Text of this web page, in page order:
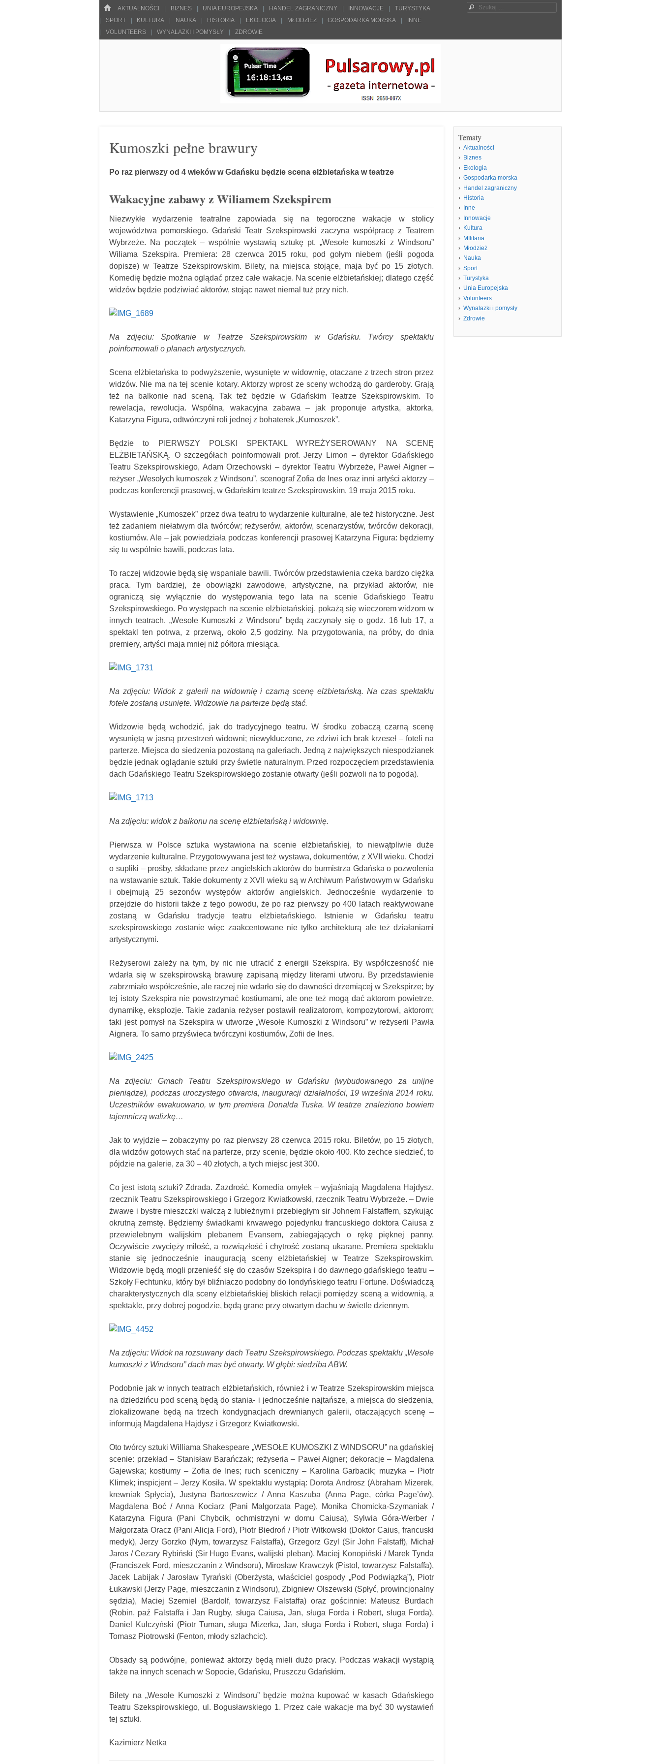
HOME
Menu
SKOCZ DO TREŚCI
AKTUALNOŚCI BIZNES UNIA EUROPEJSKA HANDEL ZAGRANICZNY INNOWACJE
TURYSTYKA
SPORT
KULTURA NAUKA HISTORIA EKOLOGIA MŁODZIEŻ GOSPODARKA MORSKA
INNE
VOLUNTEERS
WYNALAZKI I POMYSŁY ZDROWIE
Szukaj
Kumoszki pełne brawury
Po raz pierwszy od 4 wieków w Gdańsku będzie scena elżbietańska w teatrze
Wakacyjne zabawy z Wiliamem Szekspirem
Niezwykłe wydarzenie teatralne zapowiada się na tegoroczne wakacje w stolicy
województwa pomorskiego. Gdański Teatr Szekspirowski zaczyna współpracę z Teatrem
Wybrzeże. Na początek – wspólnie wystawią sztukę pt. „Wesołe kumoszki z Windsoru”
Wiliama Szekspira. Premiera: 28 czerwca 2015 roku, pod gołym niebem (jeśli pogoda
dopisze) w Teatrze Szekspirowskim. Bilety, na miejsca stojące, maja być po 15 złotych.
Komedię będzie można oglądać przez całe wakacje. Na scenie elżbietańskiej; dlatego część
widzów będzie podziwiać aktorów, stojąc nawet niemal tuż przy nich.
Na zdjęciu: Spotkanie w Teatrze Szekspirowskim w Gdańsku. Twórcy spektaklu
poinformowali o planach artystycznych.
Scena elżbietańska to podwyższenie, wysunięte w widownię, otaczane z trzech stron przez
widzów. Nie ma na tej scenie kotary. Aktorzy wprost ze sceny wchodzą do garderoby. Grają
też na balkonie nad sceną. Tak też będzie w Gdańskim Teatrze Szekspirowskim. To
rewelacja, rewolucja. Wspólna, wakacyjna zabawa – jak proponuje artystka, aktorka,
Katarzyna Figura, odtwórczyni roli jednej z bohaterek „Kumoszek”.
Będzie to PIERWSZY POLSKI SPEKTAKL WYREŻYSEROWANY NA SCENĘ
ELŻBIETAŃSKĄ. O szczegółach poinformowali prof. Jerzy Limon – dyrektor Gdańskiego
Teatru Szekspirowskiego, Adam Orzechowski – dyrektor Teatru Wybrzeże, Paweł Aigner –
reżyser „Wesołych kumoszek z Windsoru”, scenograf Zofia de Ines oraz inni artyści aktorzy –
podczas konferencji prasowej, w Gdańskim teatrze Szekspirowskim, 19 maja 2015 roku.
Wystawienie „Kumoszek” przez dwa teatru to wydarzenie kulturalne, ale też historyczne. Jest
też zadaniem niełatwym dla twórców; reżyserów, aktorów, scenarzystów, twórców dekoracji,
kostiumów. Ale – jak powiedziała podczas konferencji prasowej Katarzyna Figura: będziemy
się tu wspólnie bawili, podczas lata.
To raczej widzowie będą się wspaniale bawili. Twórców przedstawienia czeka bardzo ciężka
praca. Tym bardziej, że obowiązki zawodowe, artystyczne, na przykład aktorów, nie
ograniczą się wyłącznie do występowania tego lata na scenie Gdańskiego Teatru
Szekspirowskiego. Po występach na scenie elżbietańskiej, pokażą się wieczorem widzom w
innych teatrach. „Wesołe Kumoszki z Windsoru” będą zaczynały się o godz. 16 lub 17, a
spektakl ten potrwa, z przerwą, około 2,5 godziny. Na przygotowania, na próby, do dnia
premiery, artyści maja mniej niż półtora miesiąca.
Na zdjęciu: Widok z galerii na widownię i czarną scenę elżbietańską. Na czas spektaklu
fotele zostaną usunięte. Widzowie na parterze będą stać.
Widzowie będą wchodzić, jak do tradycyjnego teatru. W środku zobaczą czarną scenę
wysuniętą w jasną przestrzeń widowni; niewykluczone, ze zdziwi ich brak krzeseł – foteli na
parterze. Miejsca do siedzenia pozostaną na galeriach. Jedną z największych niespodzianek
będzie jednak oglądanie sztuki przy świetle naturalnym. Przed rozpoczęciem przedstawienia
dach Gdańskiego Teatru Szekspirowskiego zostanie otwarty (jeśli pozwoli na to pogoda).
Na zdjęciu: widok z balkonu na scenę elżbietańską i widownię.
Pierwsza w Polsce sztuka wystawiona na scenie elżbietańskiej, to niewątpliwie duże
wydarzenie kulturalne. Przygotowywana jest też wystawa, dokumentów, z XVII wieku. Chodzi
o supliki – prośby, składane przez angielskich aktorów do burmistrza Gdańska o pozwolenia
na wstawanie sztuk. Takie dokumenty z XVII wieku są w Archiwum Państwowym w Gdańsku
i obejmują 25 sezonów występów aktorów angielskich. Jednocześnie wydarzenie to
przejdzie do historii także z tego powodu, że po raz pierwszy po 400 latach reaktywowane
zostaną w Gdańsku tradycje teatru elżbietańskiego. Istnienie w Gdańsku teatru
szekspirowskiego zostanie więc zaakcentowane nie tylko architekturą ale też działaniami
artystycznymi.
Reżyserowi zależy na tym, by nic nie utracić z energii Szekspira. By współczesność nie
wdarła się w szekspirowską brawurę zapisaną między literami utworu. By przedstawienie
zabrzmiało współcześnie, ale raczej nie wdarło się do dawności drzemiącej w Szekspirze; by
tej istoty Szekspira nie powstrzymać kostiumami, ale one też mogą dać aktorom powietrze,
dynamikę, eksplozje. Takie zadania reżyser postawił realizatorom, kompozytorowi, aktorom;
taki jest pomysł na Szekspira w utworze „Wesołe Kumoszki z Windsoru” w reżyserii Pawła
Aignera. To samo przyświeca twórczyni kostiumów, Zofii de Ines.
Na zdjęciu: Gmach Teatru Szekspirowskiego w Gdańsku (wybudowanego za unijne
pieniądze), podczas uroczystego otwarcia, inauguracji działalności, 19 września 2014 roku.
Uczestników ewakuowano, w tym premiera Donalda Tuska. W teatrze znaleziono bowiem
tajemniczą walizkę…
Jak to wyjdzie – zobaczymy po raz pierwszy 28 czerwca 2015 roku. Biletów, po 15 złotych,
dla widzów gotowych stać na parterze, przy scenie, będzie około 400. Kto zechce siedzieć, to
pójdzie na galerie, za 30 – 40 złotych, a tych miejsc jest 300.
Co jest istotą sztuki? Zdrada. Zazdrość. Komedia omyłek – wyjaśniają Magdalena Hajdysz,
rzecznik Teatru Szekspirowskiego i Grzegorz Kwiatkowski, rzecznik Teatru Wybrzeże. – Dwie
żwawe i bystre mieszczki walczą z lubieżnym i przebiegłym sir Johnem Falstaffem, szykując
okrutną zemstę. Będziemy świadkami krwawego pojedynku francuskiego doktora Caiusa z
przewielebnym walijskim plebanem Evansem, zabiegających o rękę pięknej panny.
Oczywiście zwycięży miłość, a rozwiązłość i chytrość zostaną ukarane. Premiera spektaklu
stanie się jednocześnie inauguracją sceny elżbietańskiej w Teatrze Szekspirowskim.
Widzowie będą mogli przenieść się do czasów Szekspira i do dawnego gdańskiego teatru –
Szkoły Fechtunku, który był bliźniaczo podobny do londyńskiego teatru Fortune. Doświadczą
charakterystycznych dla sceny elżbietańskiej bliskich relacji pomiędzy sceną a widownią, a
spektakle, przy dobrej pogodzie, będą grane przy otwartym dachu w świetle dziennym.
Na zdjęciu: Widok na rozsuwany dach Teatru Szekspirowskiego. Podczas spektaklu „Wesołe
kumoszki z Windsoru” dach mas być otwarty. W głębi: siedziba ABW.
Podobnie jak w innych teatrach elżbietańskich, również i w Teatrze Szekspirowskim miejsca
na dziedzińcu pod sceną będą do stania- i jednocześnie najtańsze, a miejsca do siedzenia,
zlokalizowane będą na trzech kondygnacjach drewnianych galerii, otaczających scenę –
informują Magdalena Hajdysz i Grzegorz Kwiatkowski.
Oto twórcy sztuki Williama Shakespeare „WESOŁE KUMOSZKI Z WINDSORU” na gdańskiej
scenie: przekład – Stanisław Barańczak; reżyseria – Paweł Aigner; dekoracje – Magdalena
Gajewska; kostiumy – Zofia de Ines; ruch sceniczny – Karolina Garbacik; muzyka – Piotr
Klimek; inspicjent – Jerzy Kosiła. W spektaklu wystąpią: Dorota Androsz (Abraham Mizerek,
krewniak Spłycia), Justyna Bartoszewicz / Anna Kaszuba (Anna Page, córka Page’ów),
Magdalena Boć / Anna Kociarz (Pani Małgorzata Page), Monika Chomicka-Szymaniak /
Katarzyna Figura (Pani Chybcik, ochmistrzyni w domu Caiusa), Sylwia Góra-Werber /
Małgorzata Oracz (Pani Alicja Ford), Piotr Biedroń / Piotr Witkowski (Doktor Caius, francuski
medyk), Jerzy Gorzko (Nym, towarzysz Falstaffa), Grzegorz Gzyl (Sir John Falstaff), Michał
Jaros / Cezary Rybiński (Sir Hugo Evans, walijski pleban), Maciej Konopiński / Marek Tynda
(Franciszek Ford, mieszczanin z Windsoru), Mirosław Krawczyk (Pistol, towarzysz Falstaffa),
Jacek Labijak / Jarosław Tyrański (Oberżysta, właściciel gospody „Pod Podwiązką”), Piotr
Łukawski (Jerzy Page, mieszczanin z Windsoru), Zbigniew Olszewski (Spłyć, prowincjonalny
sędzia), Maciej Szemiel (Bardolf, towarzysz Falstaffa) oraz gościnnie: Mateusz Burdach
(Robin, paź Falstaffa i Jan Rugby, sługa Caiusa, Jan, sługa Forda i Robert, sługa Forda),
Daniel Kulczyński (Piotr Tuman, sługa Mizerka, Jan, sługa Forda i Robert, sługa Forda) i
Tomasz Piotrowski (Fenton, młody szlachcic).
Obsady są podwójne, ponieważ aktorzy będą mieli dużo pracy. Podczas wakacji wystąpią
także na innych scenach w Sopocie, Gdańsku, Pruszczu Gdańskim.
Bilety na „Wesołe Kumoszki z Windsoru” będzie można kupować w kasach Gdańskiego
Teatru Szekspirowskiego, ul. Bogusławskiego 1. Przez całe wakacje ma być 30 wystawień
tej sztuki.
Kazimierz Netka
Tematy
Aktualności
Biznes
Ekologia
Gospodarka morska
Handel zagraniczny
Historia
Inne
Innowacje
Kultura
MIlitaria
Młodzież
Nauka
Sport
Turystyka
Unia Europejska
Volunteers
Wynalazki i pomysły
Zdrowie